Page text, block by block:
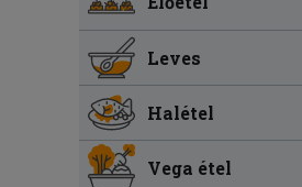
Leves
Halétel
Vega étel